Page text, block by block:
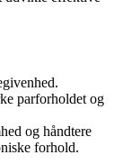
parforholdet og
og håndtere
forhold.